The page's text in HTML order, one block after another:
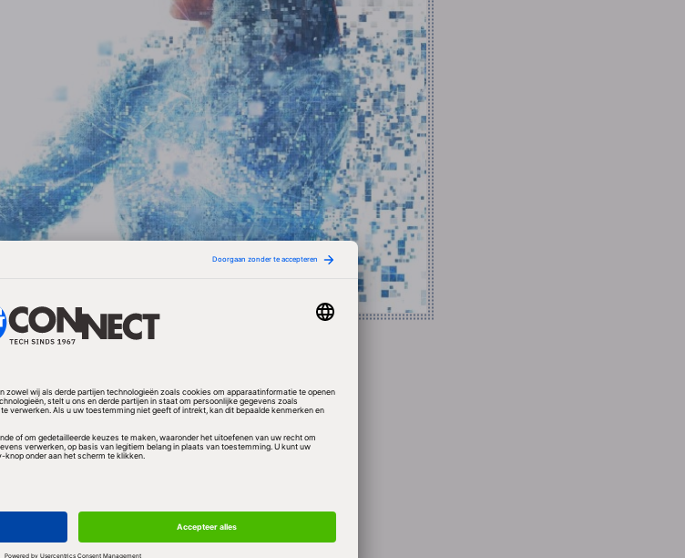
voor verdere groei in de tweede
moet voornamelijk op eigen kracht
denkt Docdata in 2009. Voor de
wel al kosten worden gemaakt.
voor de afkoelende economie en het